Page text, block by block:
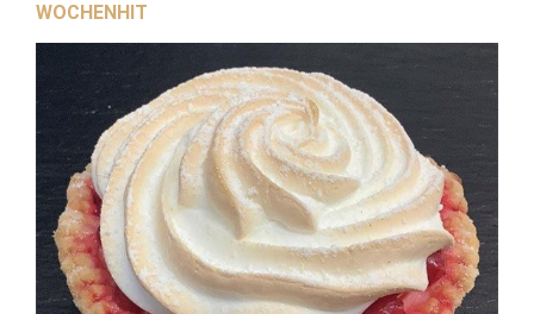
WOCHENHIT